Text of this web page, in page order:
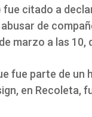
fue citado a
de
marzo a las 10,
fue parte de un
en Recoleta,